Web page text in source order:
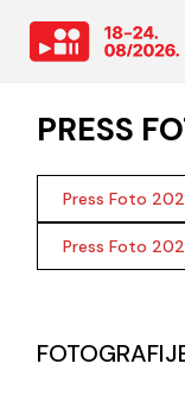
PRESS
Press Foto
Press Foto